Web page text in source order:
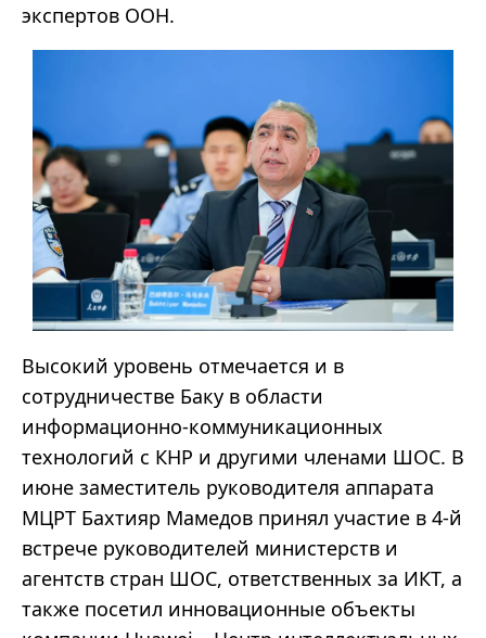
экспертов ООН.
Высокий уровень отмечается и в
сотрудничестве Баку в области
информационно-коммуникационных
технологий с КНР и другими членами ШОС. В
июне заместитель руководителя аппарата
МЦРТ Бахтияр Мамедов принял участие в 4-й
встрече руководителей министерств и
агентств стран ШОС, ответственных за ИКТ, а
также посетил инновационные объекты